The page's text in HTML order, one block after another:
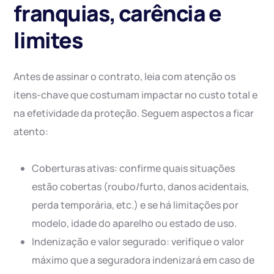
franquias, carência e
limites
Antes de assinar o contrato, leia com atenção os
itens-chave que costumam impactar no custo total e
na efetividade da proteção. Seguem aspectos a ficar
atento:
Coberturas ativas: confirme quais situações
estão cobertas (roubo/furto, danos acidentais,
perda temporária, etc.) e se há limitações por
modelo, idade do aparelho ou estado de uso.
Indenização e valor segurado: verifique o valor
máximo que a seguradora indenizará em caso de